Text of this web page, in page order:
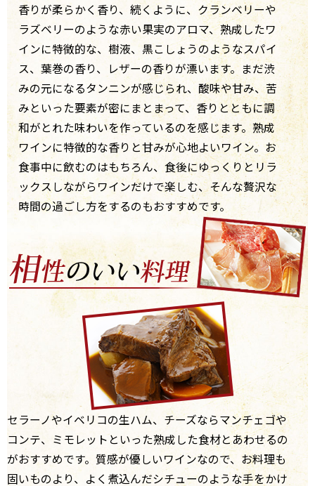
香りが柔らかく香り、続くように、クランベリーや
ラズベリーのような赤い果実のアロマ、熟成したワ
インに特徴的な、樹液、黒こしょうのようなスパイ
ス、葉巻の香り、レザーの香りが漂います。まだ渋
みの元になるタンニンが感じられ、酸味や甘み、苦
みといった要素が密にまとまって、香りとともに調
和がとれた味わいを作っているのを感じます。熟成
ワインに特徴的な香りと甘みが心地よいワイン。お
食事中に飲むのはもちろん、食後にゆっくりとリラ
ックスしながらワインだけで楽しむ、そんな贅沢な
時間の過ごし方をするのもおすすめです。
セラーノやイベリコの生ハム、チーズならマンチェゴや
コンテ、ミモレットといった熟成した食材とあわせるの
がおすすめです。質感が優しいワインなので、お料理も
固いものより、よく煮込んだシチューのような手をかけ